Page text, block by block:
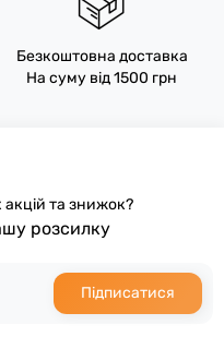
Безкоштовна доставка
На суму від 1500 грн
акцій та знижок?
розсилку
Підписатися